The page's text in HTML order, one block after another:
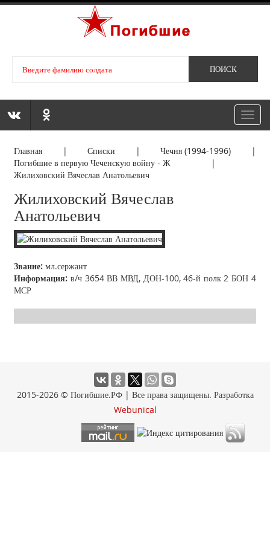
Главная |Списки |Чечня (1994-1996) |
Погибшие в первую Чеченскую войну - Ж |
Жилиховский Вячеслав Анатольевич
Жилиховский Вячеслав
Анатольевич
Звание: мл.сержант
Информация: в/ч 3654 ВВ МВД, ДОН-100, 46-й полк 2 БОН 4
МСР
2015-2026 © Погибшие.РФ | Все права защищены. Разработка
Webunical